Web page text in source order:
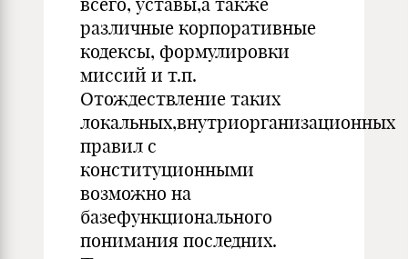
различные корпоративные
кодексы, формулировки
миссий и т.п.
Отождествление таких
локальных,внутриорганизационных
правил с
конституционными
возможно на
базефункционального
понимания последних.